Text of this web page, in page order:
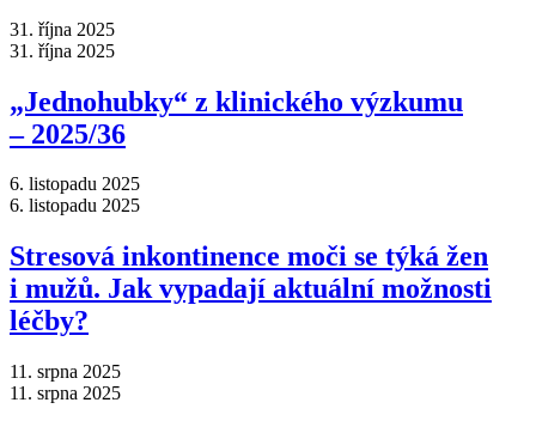
31. října 2025
31. října 2025
„Jednohubky“ z klinického výzkumu
–⁠ 2025/36
6. listopadu 2025
6. listopadu 2025
Stresová inkontinence moči se týká žen
i mužů. Jak vypadají aktuální možnosti
léčby?
11. srpna 2025
11. srpna 2025